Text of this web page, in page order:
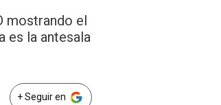
mostrando el
es la antesala
+ Seguir en